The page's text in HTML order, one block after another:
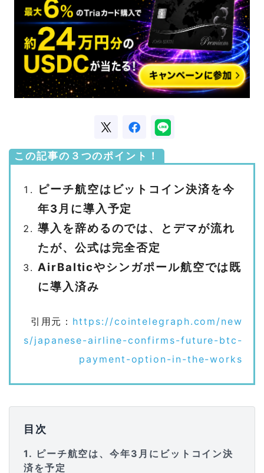
この記事の３つのポイント！
ピーチ航空はビットコイン決済を今
年3月に導入予定
導入を辞めるのでは、とデマが流れ
たが、公式は完全否定
AirBalticやシンガポール航空では既
に導入済み
引用元： https://cointelegraph.com/new
s/japanese-airline-confirms-future-btc-
payment-option-in-the-works
目次
1
ピーチ航空は、今年3月にビットコイン決
済を予定